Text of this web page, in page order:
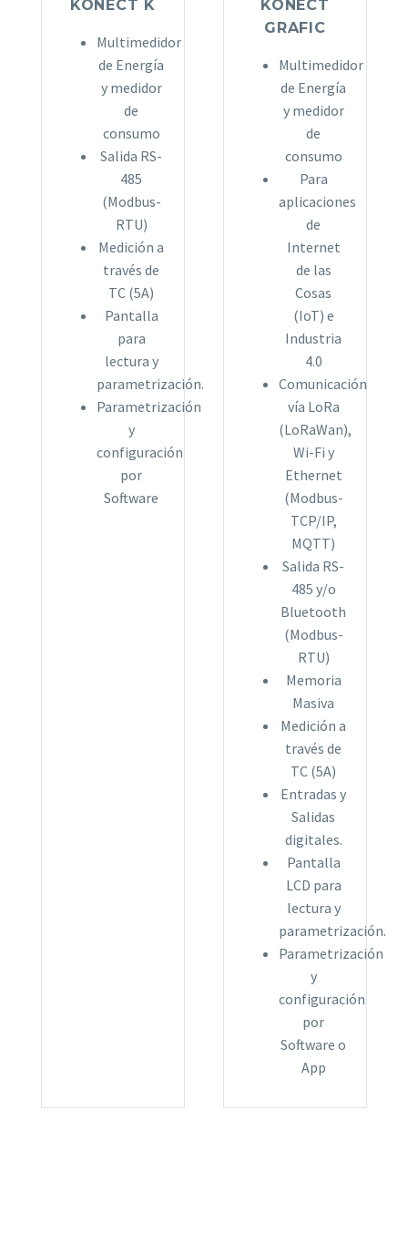
KONECT K
Multimedidor
de Energía
y medidor
de
consumo
Salida RS-
485
(Modbus-
RTU)
Medición a
través de
TC (5A)
Pantalla
para
lectura y
parametrización.
Parametrización
y
configuración
por
Software
KONECT
GRAFIC
Multimedidor
de Energía
y medidor
de
consumo
Para
aplicaciones
de
Internet
de las
Cosas
(IoT) e
Industria
4.0
Comunicación
vía LoRa
(LoRaWan),
Wi-Fi y
Ethernet
(Modbus-
TCP/IP,
MQTT)
Salida RS-
485 y/o
Bluetooth
(Modbus-
RTU)
Memoria
Masiva
Medición a
través de
TC (5A)
Entradas y
Salidas
digitales.
Pantalla
LCD para
lectura y
parametrización.
Parametrización
y
configuración
por
Software o
App